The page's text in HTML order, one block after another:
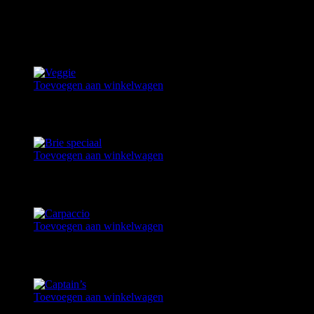
Toevoegen aan winkelwagen
Toevoegen aan winkelwagen
Toevoegen aan winkelwagen
Toevoegen aan winkelwagen